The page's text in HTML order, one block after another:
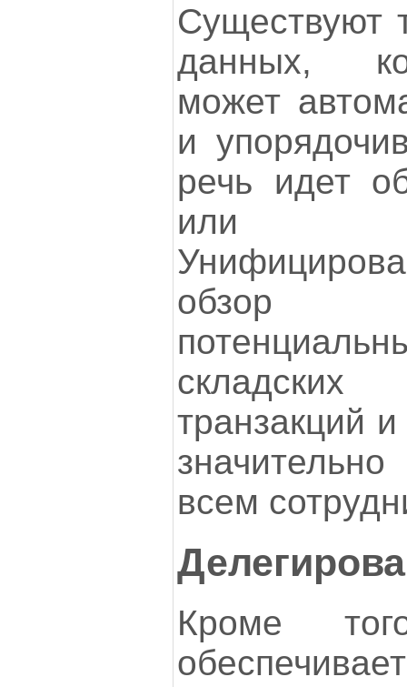
Существуют
данных,
может
и
речь идет
или
обзор
транзакций
всем
Кроме